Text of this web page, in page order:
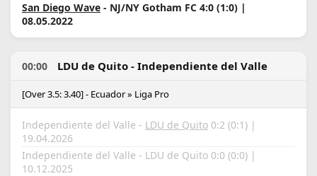
San Diego Wave - NJ/NY Gotham FC 4:0 (1:0) |
08.05.2022
00:00 LDU de Quito - Independiente del Valle
[Over 3.5: 3.40] - Ecuador » Liga Pro
Independiente del Valle - LDU de Quito 0:2 (0:1) |
19.04.2026
Independiente del Valle - LDU de Quito 0:0 (0:0) |
10.12.2025